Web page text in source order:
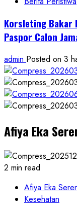
Korsleting Bakar
Paspor Calon
admin Posted on 3
Afiya Eka
2 min read
Afiya Eka
Kesehatan